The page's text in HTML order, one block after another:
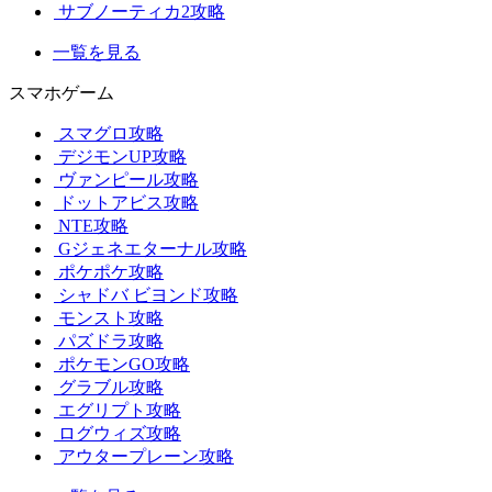
サブノーティカ2攻略
一覧を見る
スマホゲーム
スマグロ攻略
デジモンUP攻略
ヴァンピール攻略
ドットアビス攻略
NTE攻略
Gジェネエターナル攻略
ポケポケ攻略
シャドバ ビヨンド攻略
モンスト攻略
パズドラ攻略
ポケモンGO攻略
グラブル攻略
エグリプト攻略
ログウィズ攻略
アウタープレーン攻略